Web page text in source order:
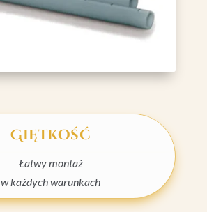
Giętkość
Łatwy montaż
w każdych warunkach